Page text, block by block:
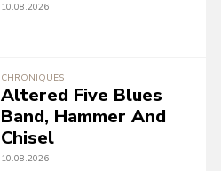
10.08.2026
CHRONIQUES
Altered Five Blues
Band, Hammer And
Chisel
10.08.2026